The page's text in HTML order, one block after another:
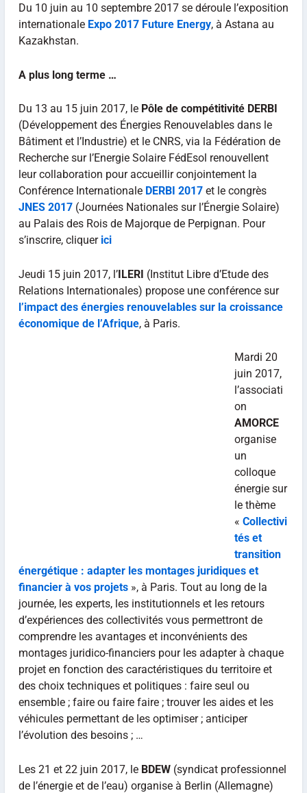
Du 10 juin au 10 septembre 2017 se déroule l’exposition
internationale Expo 2017 Future Energy, à Astana au
Kazakhstan.
A plus long terme …
Du 13 au 15 juin 2017, le Pôle de compétitivité DERBI
(Développement des Énergies Renouvelables dans le
Bâtiment et l’Industrie) et le CNRS, via la Fédération de
Recherche sur l’Energie Solaire FédEsol renouvellent
leur collaboration pour accueillir conjointement la
Conférence Internationale DERBI 2017et le congrès
JNES 2017(Journées Nationales sur l’Énergie Solaire)
au Palais des Rois de Majorque de Perpignan. Pour
s’inscrire, cliquer ici
Jeudi 15 juin 2017, l’ILERI (Institut Libre d’Etude des
Relations Internationales) propose une conférence sur
l’impact des énergies renouvelables sur la croissance
économique de l’Afrique, à Paris.
Mardi 20
juin 2017,
l’associati
on
AMORCE
organise
un
colloque
énergie sur
le thème
« Collectivi
tés et
transition
énergétique : adapter les montages juridiques et
financier à vos projets», à Paris. Tout au long de la
journée, les experts, les institutionnels et les retours
d’expériences des collectivités vous permettront de
comprendre les avantages et inconvénients des
montages juridico-financiers pour les adapter à chaque
projet en fonction des caractéristiques du territoire et
des choix techniques et politiques : faire seul ou
ensemble ; faire ou faire faire ; trouver les aides et les
véhicules permettant de les optimiser ; anticiper
l’évolution des besoins ; …
Les 21 et 22 juin 2017, le BDEW(syndicat professionnel
de l’énergie et de l’eau) organise à Berlin (Allemagne)